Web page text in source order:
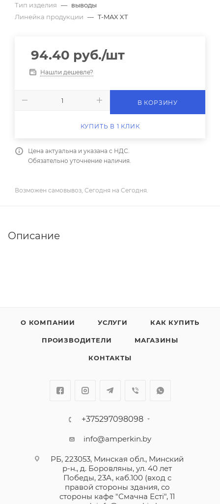
Тип изделия — выводы
Линейка продукции — T-MAX XT
94.40 руб./шт
Нашли дешевле?
В КОРЗИНУ
КУПИТЬ В 1 КЛИК
Цена актуальна и указана с НДС.
Обязательно уточнение наличия.
Возможен самовывоз, Сегодня на Сегодня.
Описание
О КОМПАНИИ УСЛУГИ КАК КУПИТЬ
ПРОИЗВОДИТЕЛИ МАГАЗИНЫ
КОНТАКТЫ
+375297098098
info@amperkin.by
РБ, 223053, Минская обл., Минский
р-н., д. Боровляны, ул. 40 лет
Победы, 23А, каб.100 (вход с
правой стороны здания, со
стороны кафе "Смачна Естi", 11